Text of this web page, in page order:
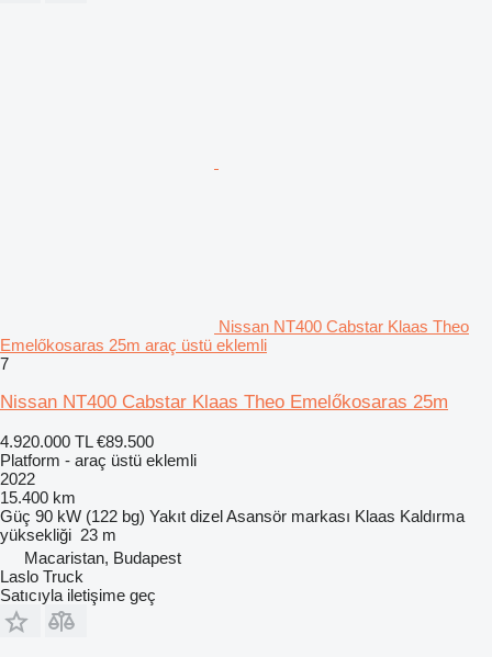
Nissan NT400 Cabstar Klaas Theo
Emelőkosaras 25m araç üstü eklemli
7
Nissan NT400 Cabstar Klaas Theo Emelőkosaras 25m
4.920.000 TL €89.500
Platform - araç üstü eklemli
2022
15.400 km
Güç 90 kW (122 bg) Yakıt dizelAsansör markası Klaas Kaldırma
yüksekliği 23 m
Macaristan, Budapest
Laslo Truck
Satıcıyla iletişime geç